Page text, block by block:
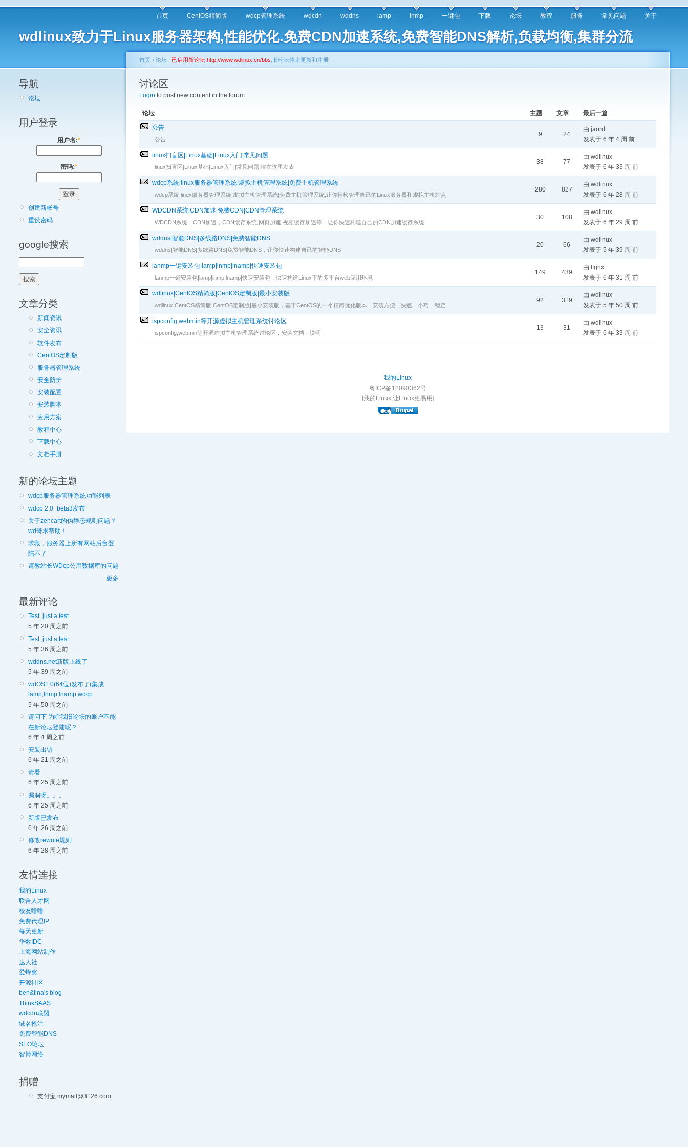
wdlinux致力于Linux服务器架构,性能优化.免费CDN加速系统,免费智能DNS解析,负载均衡,集群分流
首页 CentOS精简版 wdcp管理系统 wdcdn wddns lamp lnmp 一键包 下载 论坛 教程 服务 常见问题 关于
导航
论坛
用户登录
用户名:*
密码:*
创建新帐号
重设密码
google搜索
文章分类
新闻资讯
安全资讯
软件发布
CentOS定制版
服务器管理系统
安全防护
安装配置
安装脚本
应用方案
教程中心
下载中心
文档手册
新的论坛主题
wdcp服务器管理系统功能列表
wdcp 2.0_beta3发布
关于zencart的伪静态规则问题？
wd哥求帮助！
求救，服务器上所有网站后台登
陆不了
请教站长WDcp公用数据库的问题
更多
最新评论
Test, just a test
5 年 20 周之前
Test, just a test
5 年 36 周之前
wddns.net新版上线了
5 年 39 周之前
wdOS1.0(64位)发布了(集成
lamp,lnmp,lnamp,wdcp
5 年 50 周之前
请问下 为啥我旧论坛的账户不能
在新论坛登陆呢？
6 年 4 周之前
安装出错
6 年 21 周之前
请看
6 年 25 周之前
漏洞呀。。。
6 年 25 周之前
新版已发布
6 年 26 周之前
修改rewrite规则
6 年 28 周之前
友情连接
我的Linux
联合人才网
校友噜噜
免费代理IP
每天更新
华数IDC
上海网站制作
达人社
爱蜂窝
开源社区
ben&tina's blog
ThinkSAAS
wdcdn联盟
域名抢注
免费智能DNS
SEO论坛
智博网络
捐赠
支付宝:mymail@3126.com
首页 › 论坛 已启用新论坛 http://www.wdlinux.cn/bbs ,旧论坛停止更新和注册
讨论区
Login to post new content in the forum.
论坛 主题 文章
最后一篇
公告
公告
9 24
由 jaord
发表于 6 年 4 周 前
linux扫盲区|Linux基础|Linux入门|常见问题
linux扫盲区|Linux基础|Linux入门|常见问题,请在这里发表
38 77
由 wdlinux
发表于 6 年 33 周 前
wdcp系统|linux服务器管理系统|虚拟主机管理系统|免费主机管理系统
wdcp系统|linux服务器管理系统|虚拟主机管理系统|免费主机管理系统,让你轻松管理自己的Linux服务器和虚拟主机站点
280 827
由 wdlinux
发表于 6 年 28 周 前
WDCDN系统|CDN加速|免费CDN|CDN管理系统
WDCDN系统，CDN加速，CDN缓存系统,网页加速,视频缓存加速等，让你快速构建自己的CDN加速缓存系统
30 108
由 wdlinux
发表于 6 年 29 周 前
wddns|智能DNS|多线路DNS|免费智能DNS
wddns|智能DNS|多线路DNS|免费智能DNS，让你快速构建自己的智能DNS
20 66
由 wdlinux
发表于 5 年 39 周 前
lanmp一键安装包|lamp|lnmp|lnamp|快速安装包
lanmp一键安装包|lamp|lnmp|lnamp|快速安装包，快速构建Linux下的多平台web应用环境
149 439
由 lfghx
发表于 6 年 31 周 前
wdlinux|CentOS精简版|CentOS定制版|最小安装版
wdlinux|CentOS精简版|CentOS定制版|最小安装版，基于CentOS的一个精简优化版本，安装方便，快速，小巧，稳定
92 319
由 wdlinux
发表于 5 年 50 周 前
ispconfig,webmin等开源虚拟主机管理系统讨论区
ispconfig,webmin等开源虚拟主机管理系统讨论区，安装文档，说明
13 31
由 wdlinux
发表于 6 年 33 周 前
我的Linux
粤ICP备12090362号
[我的Linux,让Linux更易用]